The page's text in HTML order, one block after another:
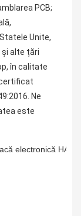
PCB;
Unite,
și alte țări
în calitate
Ne
este